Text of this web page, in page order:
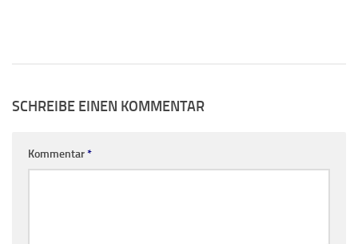
SCHREIBE EINEN KOMMENTAR
Kommentar*